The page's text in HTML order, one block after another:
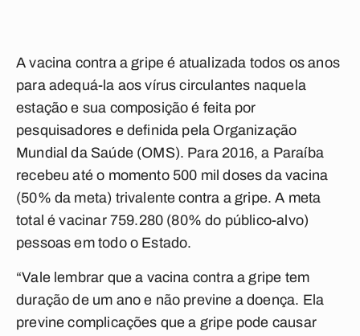
A vacina contra a gripe é atualizada todos os anos
para adequá-la aos vírus circulantes naquela
estação e sua composição é feita por
pesquisadores e definida pela Organização
Mundial da Saúde (OMS). Para 2016, a Paraíba
recebeu até o momento 500 mil doses da vacina
(50% da meta) trivalente contra a gripe. A meta
total é vacinar 759.280 (80% do público-alvo)
pessoas em todo o Estado.
“Vale lembrar que a vacina contra a gripe tem
duração de um ano e não previne a doença. Ela
previne complicações que a gripe pode causar